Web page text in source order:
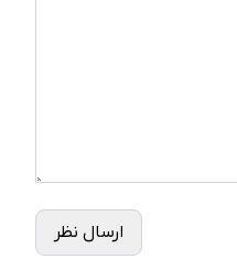
ارسال نظر